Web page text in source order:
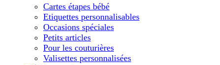
Cartes étapes bébé
Etiquettes personnalisables
Occasions spéciales
Petits articles
Pour les couturières
Valisettes personnalisées